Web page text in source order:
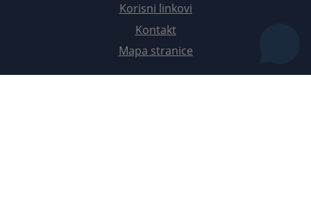
Korisni linkovi
Kontakt
Mapa stranice